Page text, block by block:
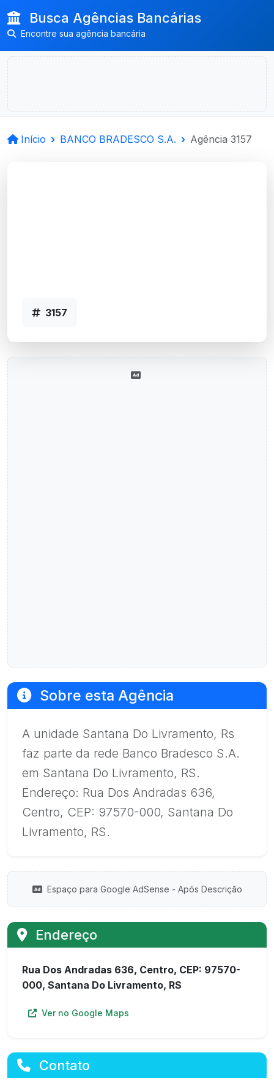
Busca Agências Bancárias
Encontre sua agência bancária
Início BANCO BRADESCO S.A. Agência 3157
3157
Sobre esta Agência
A unidade Santana Do Livramento, Rs
faz parte da rede Banco Bradesco S.A.
em Santana Do Livramento, RS.
Endereço: Rua Dos Andradas 636,
Centro, CEP: 97570-000, Santana Do
Livramento, RS.
Espaço para Google AdSense - Após Descrição
Endereço
Rua Dos Andradas 636, Centro, CEP: 97570-
000, Santana Do Livramento, RS
Ver no Google Maps
Contato